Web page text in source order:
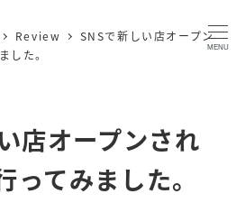
MENU
Review
SNSで新しい店オープン
した。
店オープンされ
ってみました。